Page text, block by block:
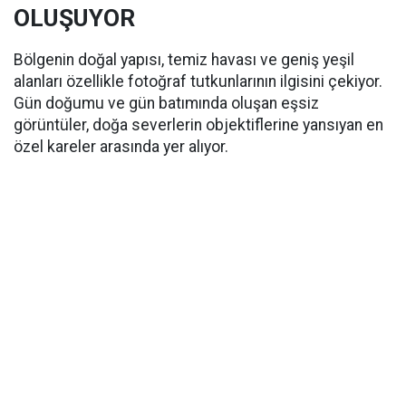
OLUŞUYOR
Bölgenin doğal yapısı, temiz havası ve geniş yeşil
alanları özellikle fotoğraf tutkunlarının ilgisini çekiyor.
Gün doğumu ve gün batımında oluşan eşsiz
görüntüler, doğa severlerin objektiflerine yansıyan en
özel kareler arasında yer alıyor.